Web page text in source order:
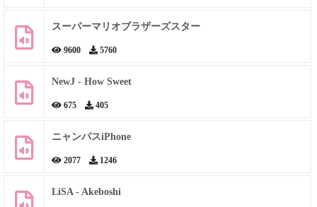
スーパーマリオブラザーズスター
9600 5760
NewJ - How Sweet
675 405
ニャンパスiPhone
2077 1246
LiSA - Akeboshi